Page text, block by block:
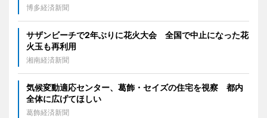
博多経済新聞
サザンビーチで2年ぶりに花火大会 全国で中止になった花
火玉も再利用
湘南経済新聞
気候変動適応センター、葛飾・セイズの住宅を視察 都内
全体に広げてほしい
葛飾経済新聞